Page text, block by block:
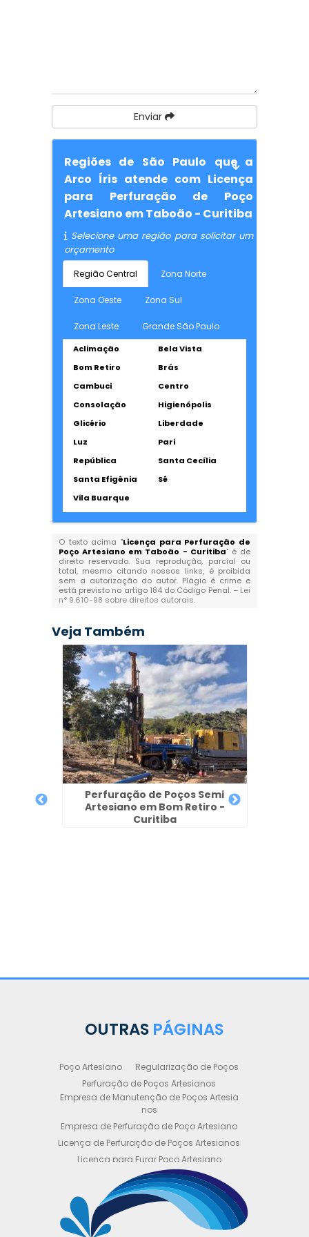
Enviar
Regiões de São Paulo que a
Arco Íris atende com Licença
para Perfuração de Poço
Artesiano em Taboão - Curitiba
Selecione uma região para solicitar um
orçamento
Região Central Zona Norte
Zona Oeste Zona Sul
Zona Leste Grande São Paulo
Aclimação
Bela Vista
Bom Retiro
Brás
Cambuci
Centro
Consolação
Higienópolis
Glicério
Liberdade
Luz
Pari
República
Santa Cecília
Santa Efigênia
Sé
Vila Buarque
O texto acima "Licença para Perfuração de
Poço Artesiano em Taboão - Curitiba" é de
direito reservado. Sua reprodução, parcial ou
total, mesmo citando nossos links, é proibida
sem a autorização do autor. Plágio é crime e
está previsto no artigo 184 do Código Penal. – Lei
n° 9.610-98 sobre direitos autorais.
Veja Também
Perfuração de Poços Semi
Artesiano em Bom Retiro -
Curitiba
OUTRAS PÁGINAS
Poço Artesiano
Regularização de Poços
Perfuração de Poços Artesianos
Empresa de Manutenção de Poços Artesia
nos
Empresa de Perfuração de Poço Artesiano
Licença de Perfuração de Poços Artesianos
Licença para Furar Poço Artesiano
Licença para Perfuração de Poço Artesiano
Licença para Poço Semi Artesiano
Manutenção de Poço Semi Artesiano
Manutenção Preventiva de Poços Artesiano